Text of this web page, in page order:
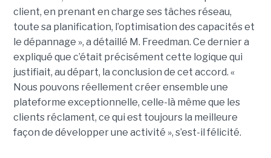
client, en prenant en charge ses tâches réseau,
toute sa planification, l’optimisation des capacités et
le dépannage », a détaillé M. Freedman. Ce dernier a
expliqué que c’était précisément cette logique qui
justifiait, au départ, la conclusion de cet accord. «
Nous pouvons réellement créer ensemble une
plateforme exceptionnelle, celle-là même que les
clients réclament, ce qui est toujours la meilleure
façon de développer une activité », s’est-il félicité.